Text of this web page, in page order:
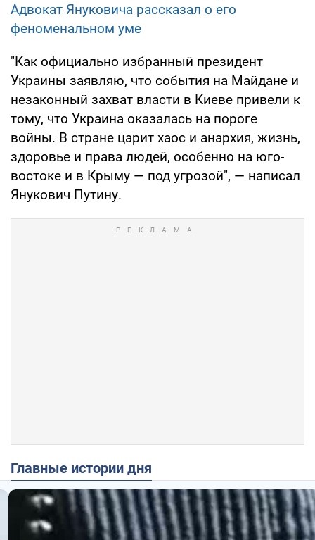
Адвокат Януковича рассказал о его
феноменальном уме
"Как официально избранный президент
Украины заявляю, что события на Майдане и
незаконный захват власти в Киеве привели к
тому, что Украина оказалась на пороге
войны. В стране царит хаос и анархия, жизнь,
здоровье и права людей, особенно на юго-
востоке и в Крыму — под угрозой", — написал
Янукович Путину.
Главные истории дня